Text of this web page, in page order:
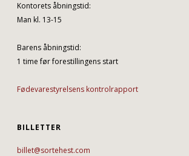
Kontorets åbningstid:
Man kl. 13-15
Barens åbningstid:
1 time før forestillingens start
Fødevarestyrelsens kontrolrapport
BILLETTER
billet@sortehest.com